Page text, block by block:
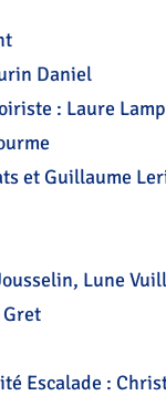
Daniel
: Laure
et Guillaume
Lune
Escalade :